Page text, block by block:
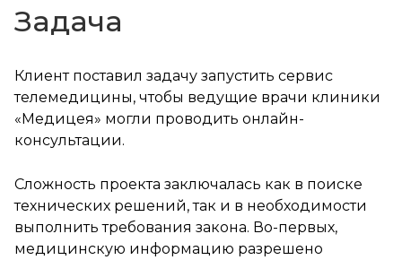
Задача
Клиент поставил задачу запустить сервис
телемедицины, чтобы ведущие врачи клиники
«Медицея» могли проводить онлайн-
консультации.
Сложность проекта заключалась как в поиске
технических решений, так и в необходимости
выполнить требования закона. Во-первых,
медицинскую информацию разрешено